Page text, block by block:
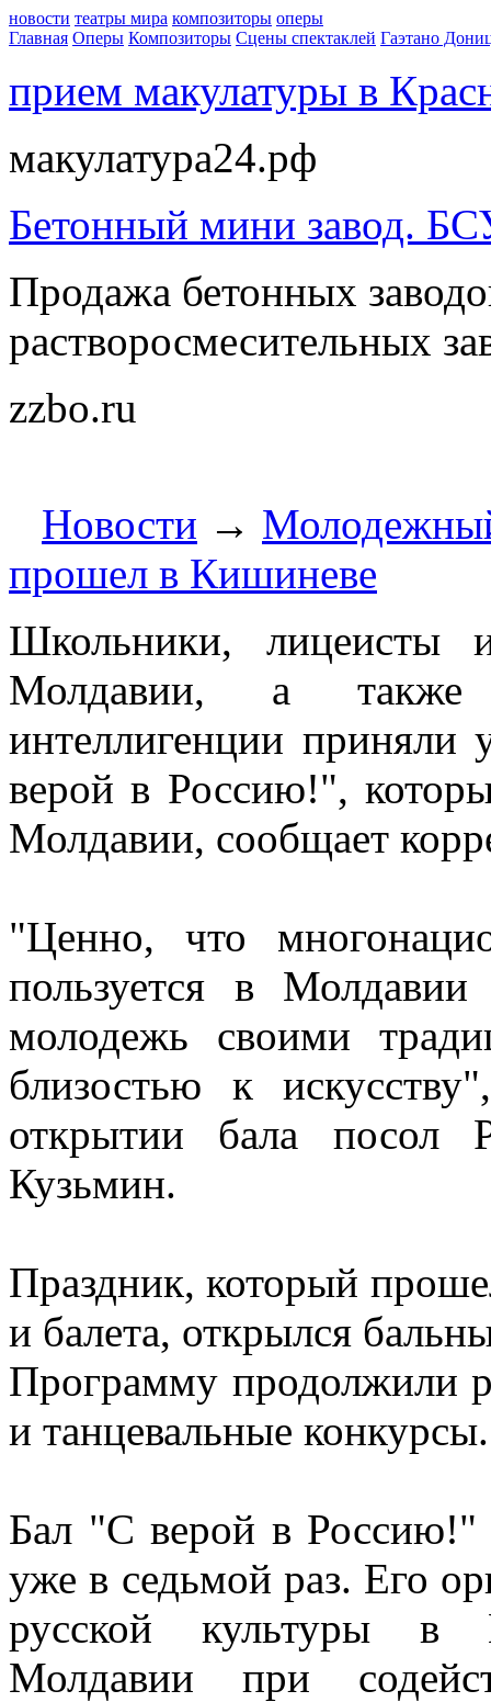
новости театры мира композиторы оперы
Главная Оперы Композиторы Сцены спектаклей Гаэтано
прием макулатуры в
макулатура24.рф
Бетонный мини завод.
Продажа бетонных
растворосмесительных
zzbo.ru
Новости →
прошел в Кишиневе
Школьники, лицеисты
Молдавии, а также
интеллигенции
верой в Россию!",
Молдавии, сообщает
"Ценно, что
пользуется в
молодежь своими
близостью к
открытии бала посол
Кузьмин.
Праздник, который
и балета, открылся
Программу продолжили
и танцевальные конкурсы.
Бал "С верой в Россию!"
уже в седьмой раз. Его
русской культуры в
Молдавии при